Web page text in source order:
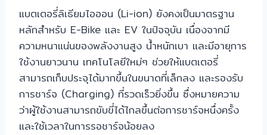
แบตเตอรี่ลิเธียมไอออน (Li-ion) ยังคงเป็นมาตรฐาน
หลักสำหรับ E-Bike และ EV ในปัจจุบัน เนื่องจากมี
ความหนาแน่นของพลังงานสูง น้ำหนักเบา และมีอายุการ
ใช้งานยาวนาน เทคโนโลยีใหม่ๆ ช่วยให้แบตเตอรี่
สามารถเก็บประจุได้มากขึ้นในขนาดที่เล็กลง และรองรับ
การชาร์จ (Charging) ที่รวดเร็วยิ่งขึ้น ซึ่งหมายความ
ว่าผู้ใช้งานสามารถขับขี่ได้ไกลขึ้นต่อการชาร์จหนึ่งครั้ง
และใช้เวลาในการรอชาร์จน้อยลง